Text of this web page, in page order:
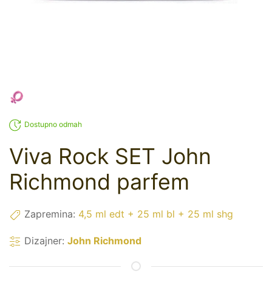
Dostupno odmah
Viva Rock SET John
Richmond parfem
Zapremina: 4,5 ml edt + 25 ml bl + 25 ml shg
Dizajner: John Richmond